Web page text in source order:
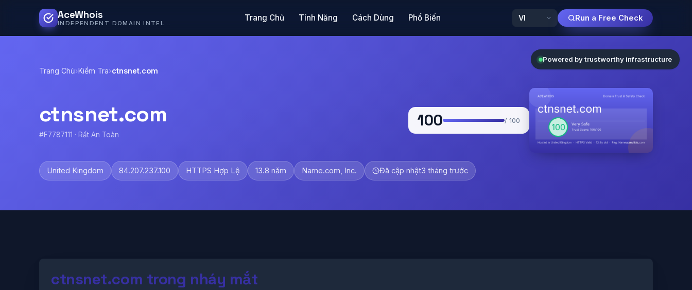
AceWhois Trang Chủ Tính Năng Cách Dùng Phổ Biến Run a Free Check
Trang Chủ›Kiểm Tra›ctnsnet.com
ctnsnet.com
#F7787111 · Rất An Toàn
100 / 100
United Kingdom 84.207.237.100 HTTPS Hợp Lệ 13.8 năm Name.com, Inc. Đã cập nhật3 tháng trước
ctnsnet.com trong nháy mắt
Powered by trustworthy infrastructure